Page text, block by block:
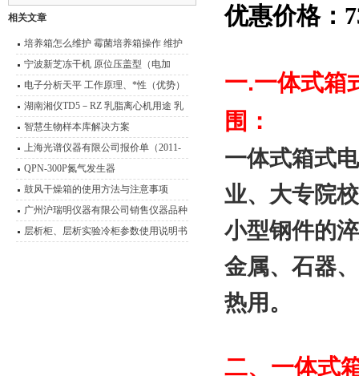
相关文章
培养箱怎么维护 霉菌培养箱操作 维护
技术说明
宁波新芝冻干机 原位压盖型（电加
热）冷冻干燥机
电子分析天平 工作原理、*性（优势）
湖南湘仪TD5－RZ 乳脂离心机用途 乳
脂离心机技术参数
智慧生物样本库解决方案
上海光谱仪器有限公司报价单（2011-
2012）
QPN-300P氮气发生器
鼓风干燥箱的使用方法与注意事项
广州沪瑞明仪器有限公司销售仪器品种
层析柜、层析实验冷柜参数使用说明书
优惠价格：
一.一体式箱
围：
一体式箱式
业、大专院
小型钢件的
金属、石器
热用。
二、 一体式